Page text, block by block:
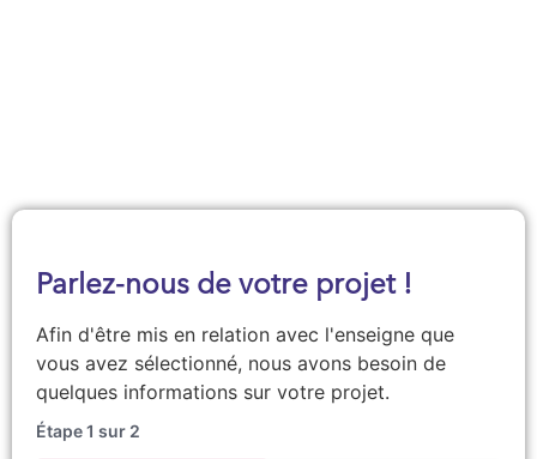
Parlez-nous de votre projet !
Afin d'être mis en relation avec l'enseigne que
vous avez sélectionné, nous avons besoin de
quelques informations sur votre projet.
Étape1 sur 2